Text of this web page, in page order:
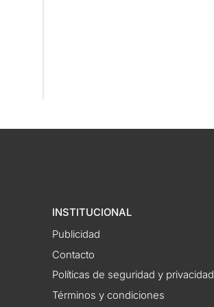
INSTITUCIONAL
Publicidad
Contacto
Políticas de seguridad y privacidad
Términos y condiciones